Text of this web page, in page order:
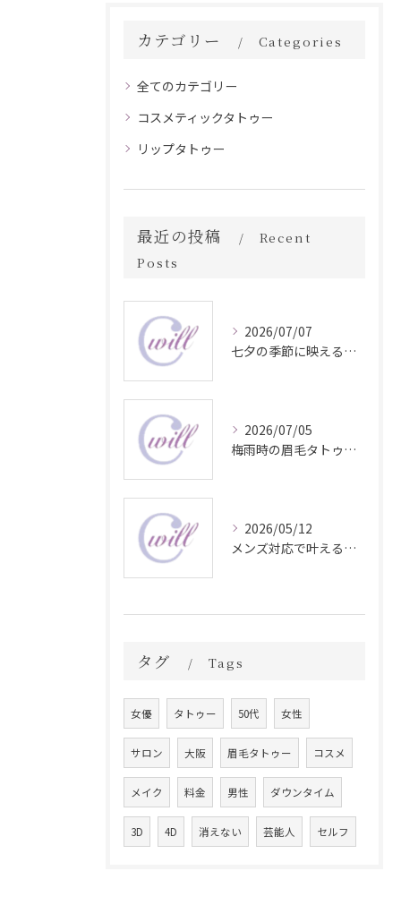
カテゴリー Categories
全てのカテゴリー
コスメティックタトゥー
リップタトゥー
最近の投稿
Recent
Posts
2026/07/07
七夕の季節に映える眉毛タトゥー技術
2026/07/05
梅雨時の眉毛タトゥー美容法
2026/05/12
メンズ対応で叶える自然な眉毛タトゥーの魅力
タグ Tags
女優 タトゥー 50代 女性
サロン 大阪 眉毛タトゥー コスメ
メイク 料金 男性 ダウンタイム
3D 4D 消えない 芸能人 セルフ